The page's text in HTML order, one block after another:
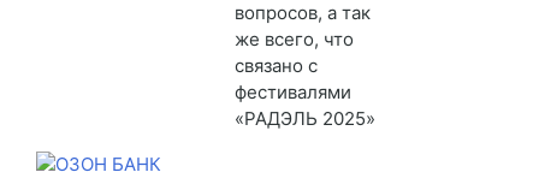
вопросов, а так
же всего, что
связано с
фестивалями
«РАДЭЛЬ 2025»